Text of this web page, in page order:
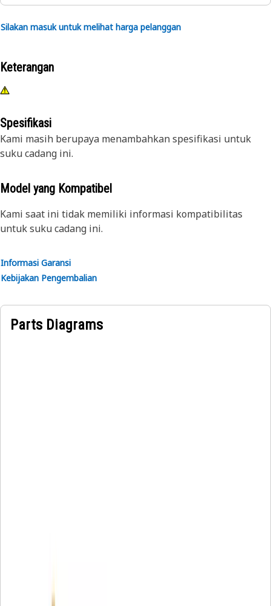
Silakan masuk untuk melihat harga pelanggan
Keterangan
Spesifikasi
Kami masih berupaya menambahkan spesifikasi untuk
suku cadang ini.
Model yang Kompatibel
Kami saat ini tidak memiliki informasi kompatibilitas
untuk suku cadang ini.
Informasi Garansi
Kebijakan Pengembalian
Parts Diagrams